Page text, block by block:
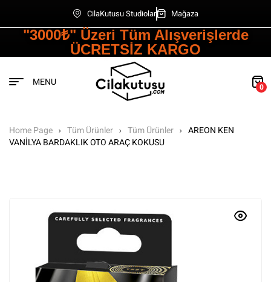
CilaKutusu Studiolar Mağaza
"3000₺" Üzeri Tüm Alışverişlerde
ÜCRETSİZ KARGO
MENU 0
Home Page Tüm Ürünler Tüm Ürünler
AREON KEN
VANİLYA BARDAKLIK OTO ARAÇ KOKUSU